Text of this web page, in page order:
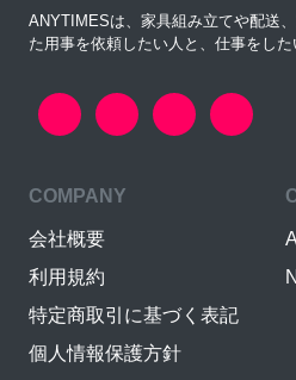
ANYTIMESは、家具組み立てや配送
た用事を依頼したい人と、仕事をした
COMPANY
会社概要
利用規約
特定商取引に基づく表記
個人情報保護方針